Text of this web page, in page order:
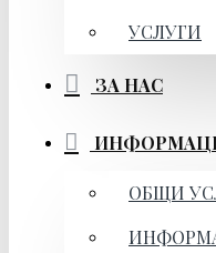
УСЛУГИ
ЗА НАС
ОБЩИ